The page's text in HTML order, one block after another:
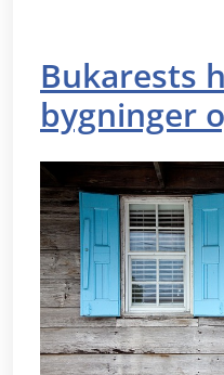
Bukarests
bygninger